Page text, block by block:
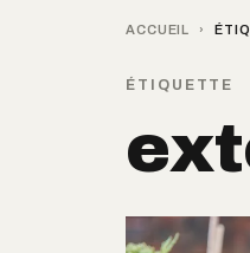
ACCUEIL ›
ÉTIQUETTE